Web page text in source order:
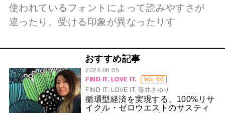
使われているフォントによって読みやすさが
違ったり、受ける印象が異なったりす
おすすめ記事
2024.06.05
FIND IT. LOVE IT.
Vol. 60
FIND IT. LOVE IT. 藤井さゆり
循環型経済を実現する、100%リサ
イクル・ゼロウエストのサスティ